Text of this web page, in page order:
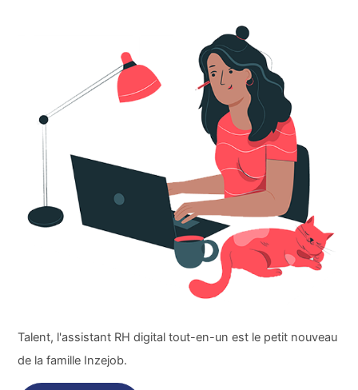
Talent, l'assistant RH digital tout-en-un est le petit nouveau
de la famille Inzejob.